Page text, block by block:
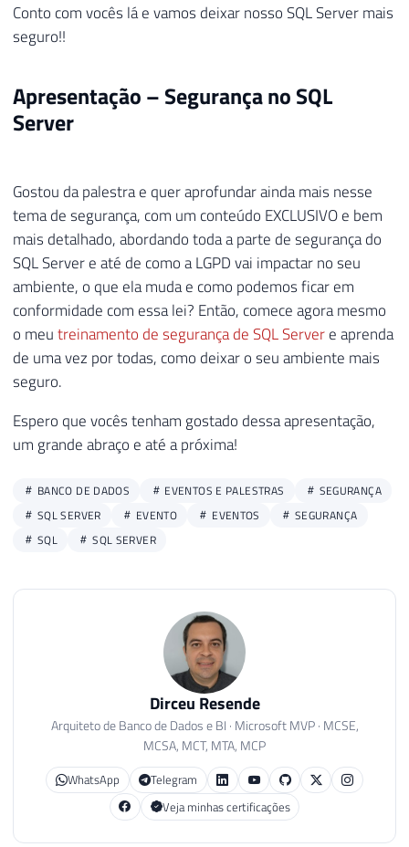
Conto com vocês lá e vamos deixar nosso SQL Server mais
seguro!!
Apresentação – Segurança no SQL
Server
Gostou da palestra e quer aprofundar ainda mais nesse
tema de segurança, com um conteúdo EXCLUSIVO e bem
mais detalhado, abordando toda a parte de segurança do
SQL Server e até de como a LGPD vai impactar no seu
ambiente, o que ela muda e como podemos ficar em
conformidade com essa lei? Então, comece agora mesmo
o meutreinamento de segurança de SQL Servere aprenda
de uma vez por todas, como deixar o seu ambiente mais
seguro.
Espero que vocês tenham gostado dessa apresentação,
um grande abraço e até a próxima!
BANCO DE DADOS EVENTOS E PALESTRAS
SEGURANÇA
SQL SERVER
EVENTO EVENTOS
SEGURANÇA
SQL
SQL SERVER
Dirceu Resende
Arquiteto de Banco de Dados e BI · Microsoft MVP · MCSE,
MCSA, MCT, MTA, MCP
WhatsApp
Telegram
Veja minhas certificações